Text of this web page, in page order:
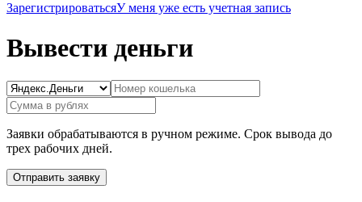
ЗарегистрироватьсяУ меня уже есть учетная запись
Вывести деньги
Заявки обрабатываются в ручном режиме. Срок вывода до
трех рабочих дней.